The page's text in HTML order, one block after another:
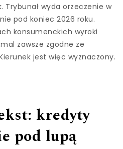
Trybunał wyda orzeczenie w
pod koniec 2026 roku.
konsumenckich wyroki
zawsze zgodne ze
jest więc wyznaczony.
kredyty
pod lupą